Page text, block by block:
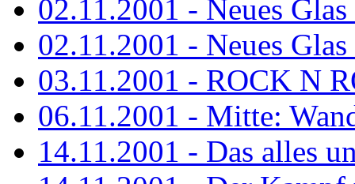
02.11.2001 - Neues Glas
02.11.2001 - Neues Glas
03.11.2001 - ROCK N
06.11.2001 - Mitte:
14.11.2001 - Das alles